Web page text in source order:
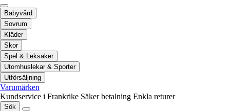
Babyvård
Sovrum
Kläder
Skor
Spel & Leksaker
Utomhuslekar & Sporter
Utförsäljning
Varumärken
Kundservice i Frankrike Säker betalning Enkla returer
Sök